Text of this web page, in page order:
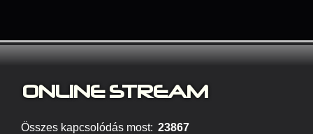
ONLINE STREAM
Összes kapcsolódás most: 23867